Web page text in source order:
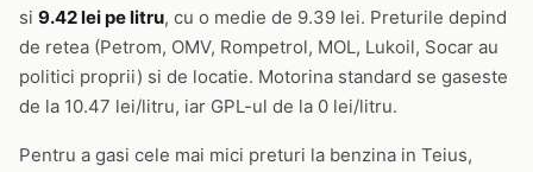
si 9.42 lei pe litru, cu o medie de 9.39 lei. Preturile depind
de retea (Petrom, OMV, Rompetrol, MOL, Lukoil, Socar au
politici proprii) si de locatie. Motorina standard se gaseste
de la 10.47 lei/litru, iar GPL-ul de la 0 lei/litru.
Pentru a gasi cele mai mici preturi la benzina in Teius,